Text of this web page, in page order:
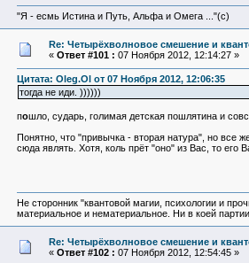
"Я - есмь Истина и Путь, Альфа и Омега ..."(с)
Re: Четырёхволновое смешение и
« Ответ #101 : 07 Ноября 2012, 12:14:27 »
Цитата: Oleg.Ol от 07 Ноября 2012, 12:06:35
тогда не иди. ))))))
пошло, сударь, голимая детская пошлятина и
Понятно, что "привычка - вторая натура", но
сюда являть. Хотя, коль прёт "оно" из Вас, то его
Не сторонник "квантовой магии, психологии и
материальное и нематериальное. Ни в коей
Re: Четырёхволновое смешение и
« Ответ #102 : 07 Ноября 2012, 12:54:45 »